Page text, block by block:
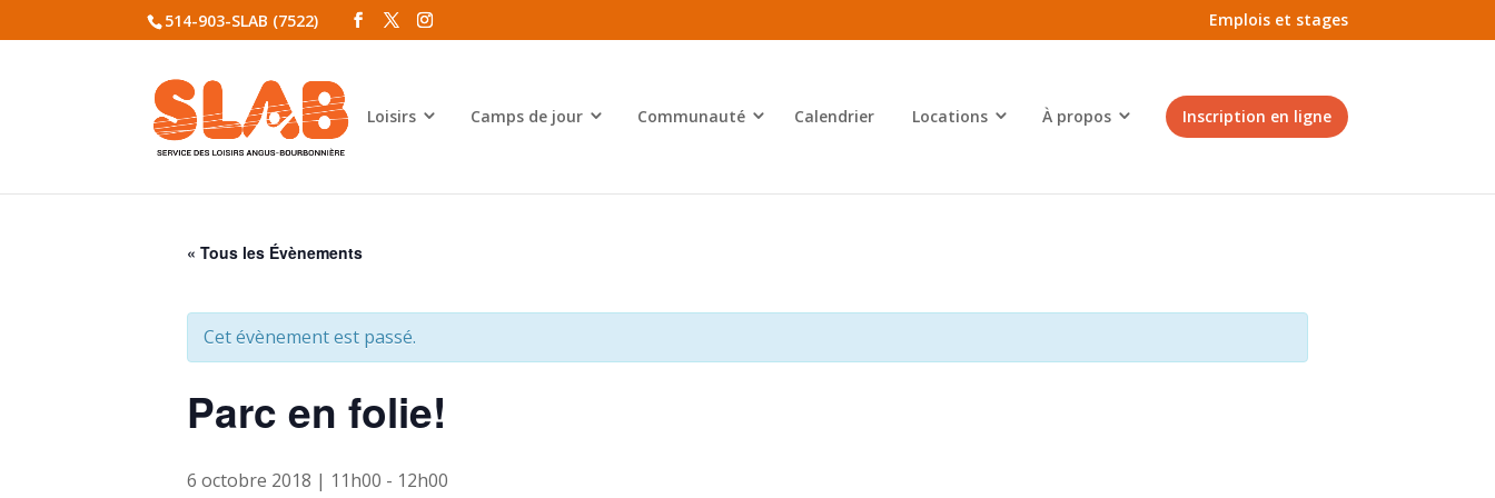
514-903-SLAB (7522) Emplois et stages
Loisirs Camps de jour Communauté Calendrier Locations À propos Inscription en ligne
« Tous les Évènements
Cet évènement est passé.
Parc en folie!
6 octobre 2018 | 11h00 - 12h00